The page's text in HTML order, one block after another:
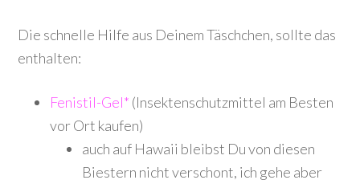
Die schnelle Hilfe aus Deinem Täschchen, sollte das
enthalten:
Fenistil-Gel* (Insektenschutzmittel am Besten
vor Ort kaufen)
auch auf Hawaii bleibst Du von diesen
Biestern nicht verschont, ich gehe aber